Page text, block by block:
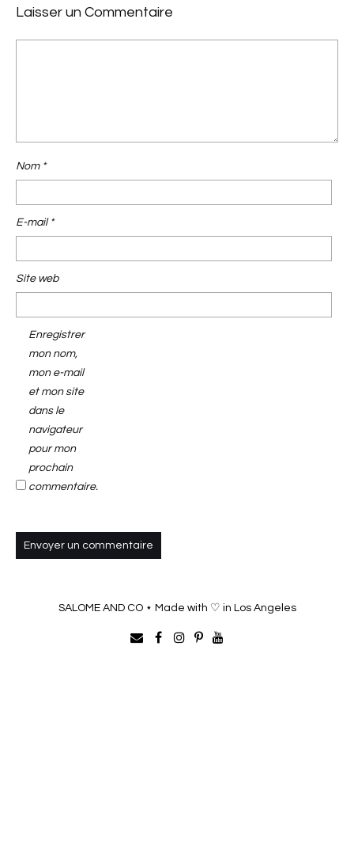
Laisser un Commentaire
Nom *
E-mail *
Site web
Enregistrer
mon nom,
mon e-mail
et mon site
dans le
navigateur
pour mon
prochain
commentaire.
SALOME AND CO ⋆ Made with ♡ in Los Angeles